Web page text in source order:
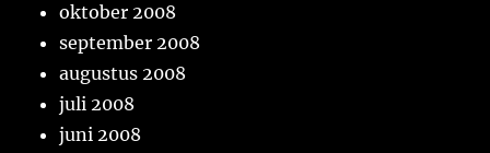
oktober 2008
september 2008
augustus 2008
juli 2008
juni 2008